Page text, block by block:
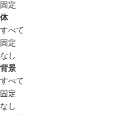
固定
体
すべて
固定
なし
背景
すべて
固定
なし